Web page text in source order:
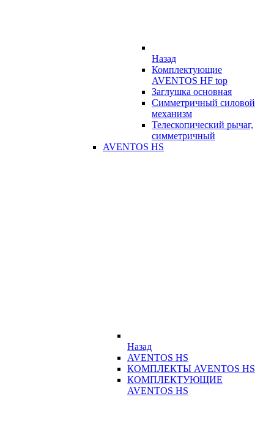
Назад
Комплектующие
AVENTOS HF top
Заглушка основная
Симметричный силовой
механизм
Телескопический рычаг,
симметричный
AVENTOS HS
Назад
AVENTOS HS
КОМПЛЕКТЫ AVENTOS HS
КОМПЛЕКТУЮЩИЕ
AVENTOS HS